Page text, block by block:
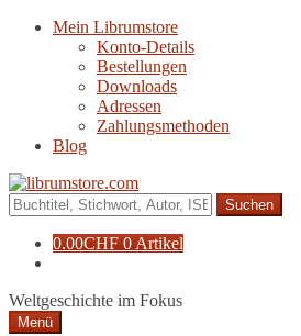
Navigation
Zum
Mein Librumstore
Konto-Details
Bestellungen
Downloads
Adressen
Zahlungsmethoden
Blog
Suche
nach:
0.00CHF 0 Artikel
Weltgeschichte im Fokus
Menü